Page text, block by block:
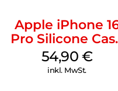
Apple iPhone
Pro Silicone
MagSafe Black
54,90 €
inkl. MwSt.